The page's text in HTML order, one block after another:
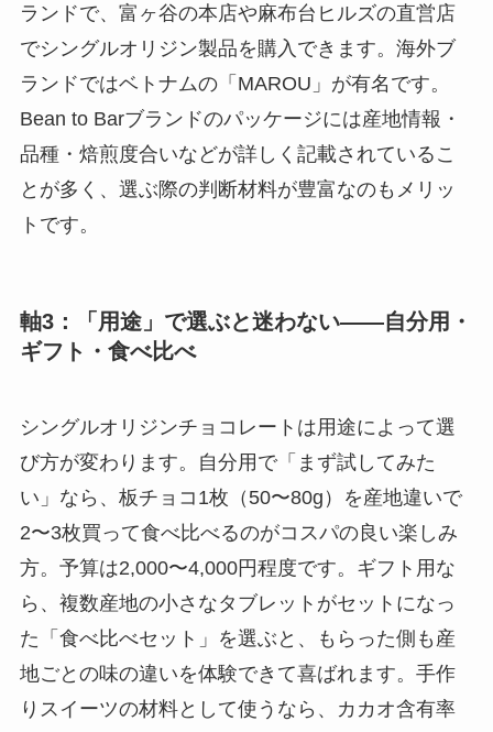
ランドで、富ヶ谷の本店や麻布台ヒルズの直営店
でシングルオリジン製品を購入できます。海外ブ
ランドではベトナムの「MAROU」が有名です。
Bean to Barブランドのパッケージには産地情報・
品種・焙煎度合いなどが詳しく記載されているこ
とが多く、選ぶ際の判断材料が豊富なのもメリッ
トです。
軸3：「用途」で選ぶと迷わない——自分用・
ギフト・食べ比べ
シングルオリジンチョコレートは用途によって選
び方が変わります。自分用で「まず試してみた
い」なら、板チョコ1枚（50〜80g）を産地違いで
2〜3枚買って食べ比べるのがコスパの良い楽しみ
方。予算は2,000〜4,000円程度です。ギフト用な
ら、複数産地の小さなタブレットがセットになっ
た「食べ比べセット」を選ぶと、もらった側も産
地ごとの味の違いを体験できて喜ばれます。手作
りスイーツの材料として使うなら、カカオ含有率